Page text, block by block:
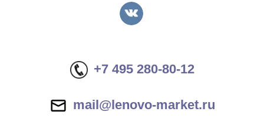
+7 495 280-80-12
mail@lenovo-market.ru